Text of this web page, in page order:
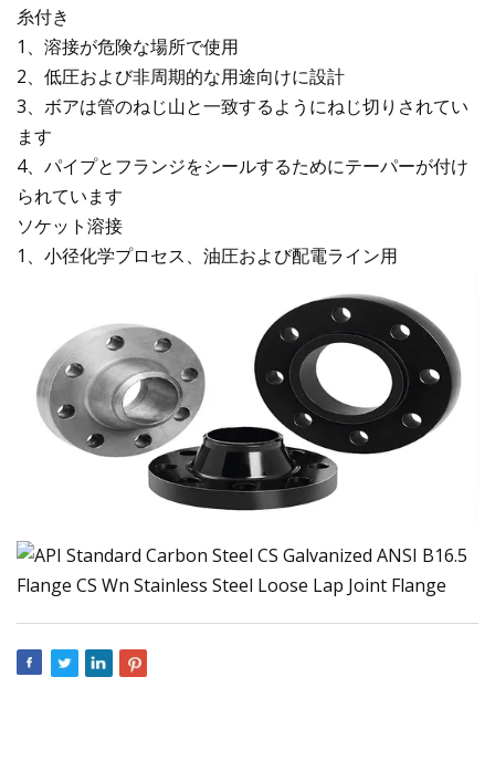
糸付き
1、溶接が危険な場所で使用
2、低圧および非周期的な用途向けに設計
3、ボアは管のねじ山と一致するようにねじ切りされてい
ます
4、パイプとフランジをシールするためにテーパーが付け
られています
ソケット溶接
1、小径化学プロセス、油圧および配電ライン用